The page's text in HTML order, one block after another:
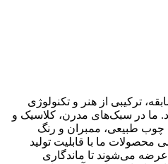
سابقه، ترکیبی از هنر و تکنولوژی
ما در سبک‌های مدرن، کلاسیک و
طبیعی، ممبران و رنگ
محصولات ما با قابلیت تولید
عرضه می‌شوند تا ماندگاری